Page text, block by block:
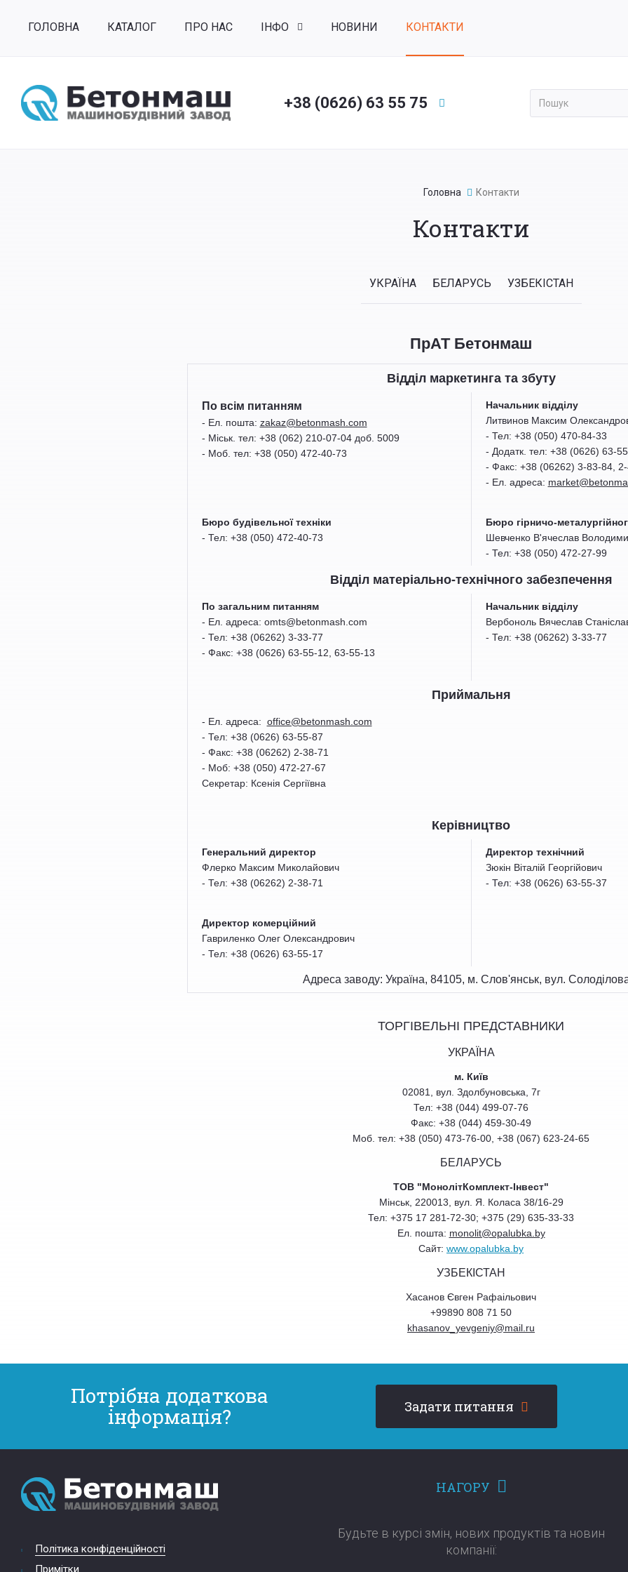
ГОЛОВНА КАТАЛОГ ПРО НАС ІНФО НОВИНИ КОНТАКТИ
+38 (0626) 63 55 75
Применить
Головна Контакти
Контакти
УКРАЇНА БЕЛАРУСЬ УЗБЕКІСТАН
ПрАТ Бетонмаш
Відділ маркетинга та збуту
По всім питанням
- Ел. пошта: zakaz@betonmash.com
- Міськ. тел: +38 (062) 210-07-04 доб. 5009
- Моб. тел: +38 (050) 472-40-73
Начальник відділу
Литвинов Максим
- Тел: +38 (050) 470-84-33
- Додатк. тел: +38 (0626) 63-
- Факс: +38 (06262) 3-83-84,
- Ел. адреса:
Бюро будівельної техніки
- Тел: +38 (050) 472-40-73
Бюро гірничо-
Шевченко В'ячеслав
- Тел: +38 (050) 472-27-99
Відділ матеріально-технічного забезпечення
По загальним питанням
- Ел. адреса: omts@betonmash com
- Тел: +38 (06262) 3-33-77
- Факс: +38 (0626) 63-55-12, 63-55-13
Начальник відділу
Вербоноль Вячеслав
- Тел: +38 (06262) 3-33-77
Приймальня
- Ел. адреса: office@betonmash.com
- Тел: +38 (0626) 63-55-87
- Факс: +38 (06262) 2-38-71
- Моб: +38 (050) 472-27-67
Секретар: Ксенія Сергіївна
Керівництво
Генеральний директор
Флерко Максим Миколайович
- Тел: +38 (06262) 2-38-71
Директор технічний
Зюкін Віталій Георгійович
- Тел: +38 (0626) 63-55-37
Директор комерційний
Гавриленко Олег Олександрович
- Тел: +38 (0626) 63-55-17
Адреса заводу: Україна, 84105, м. Слов'янськ, вул.
ТОРГІВЕЛЬНІ ПРЕДСТАВНИКИ
УКРАЇНА
м. Київ
02081, вул. Здолбуновська, 7г
Тел: +38 (044) 499-07-76
Факс: +38 (044) 459-30-49
Моб. тел: +38 (050) 473-76-00, +38 (067) 623-24-65
БЕЛАРУСЬ
ТОВ "МонолітКомплект-Інвест"
Мінськ, 220013, вул. Я. Коласа 38/16-29
Тел: +375 17 281-72-30; +375 (29) 635-33-33
Ел. пошта: monolit@opalubka.by
Сайт: www.opalubka.by
УЗБЕКІСТАН
Хасанов Євген Рафаільович
+99890 808 71 50
khasanov_yevgeniy@mail.ru
Потрібна додаткова
інформація?
Задати питання
Політика конфіденційності
Примітки
НАГОРУ
Будьте в курсі змін, нових продуктів та новин
компанії:​​​​​​​